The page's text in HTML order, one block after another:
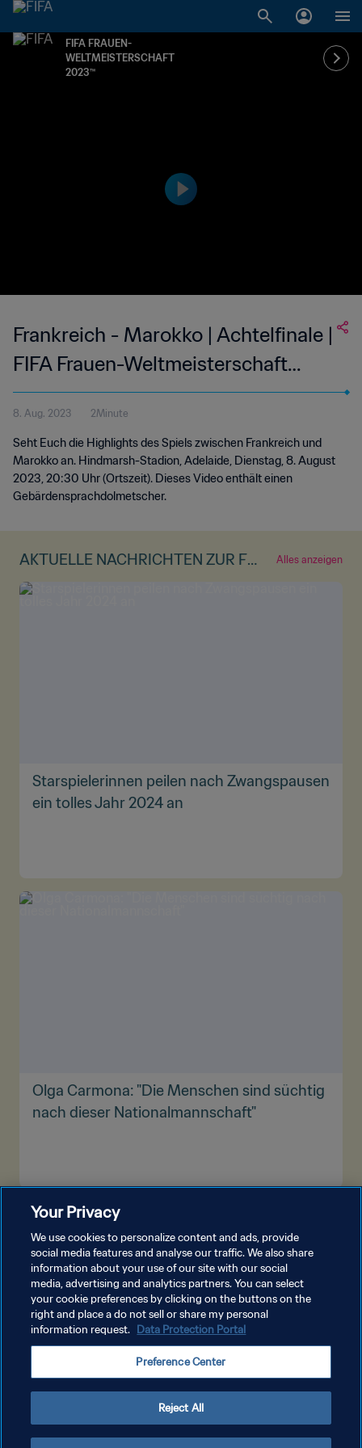
FIFA FRAUEN-
WELTMEISTERSCHAFT
2023™
Frankreich - Marokko | Achtelfinale |
FIFA Frauen-Weltmeisterschaft
Australien & Neuseeland 2023™ |
Highlights (Gebärdensprache)
8. Aug. 2023 2Minute
Seht Euch die Highlights des Spiels zwischen Frankreich und
Marokko an. Hindmarsh-Stadion, Adelaide, Dienstag, 8. August
2023, 20:30 Uhr (Ortszeit). Dieses Video enthält einen
Gebärdensprachdolmetscher.
AKTUELLE NACHRICHTEN ZUR FR
AUEN-WM
Alles anzeigen
Starspielerinnen peilen nach Zwangspausen
ein tolles Jahr 2024 an
Olga Carmona: "Die Menschen sind süchtig
nach dieser Nationalmannschaft"
DATENSCHUTZ
NUTZUNGSBEDINGUNGEN
COOKIE-EINSTELLUNGEN VERWALTEN
Copyright © 1994 - 2026 FIFA. Alle Rechte vorbehalten.
Your Privacy
We use cookies to personalize content and ads, provide
social media features and analyse our traffic. We also share
information about your use of our site with our social
media, advertising and analytics partners. You can select
your cookie preferences by clicking on the buttons on the
right and place a do not sell or share my personal
information request. Data Protection Portal
Preference Center
Reject All